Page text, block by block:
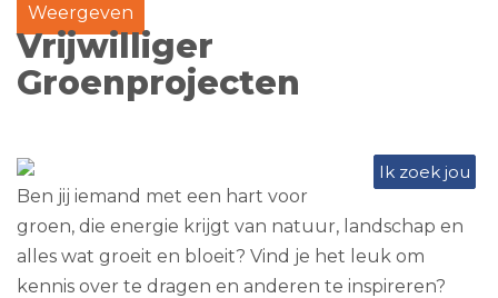
Weergeven
Vrijwilliger
Groenprojecten
Ik zoek jou
Ben jij iemand met een hart voor
groen, die energie krijgt van natuur, landschap en
alles wat groeit en bloeit? Vind je het leuk om
kennis over te dragen en anderen te inspireren?